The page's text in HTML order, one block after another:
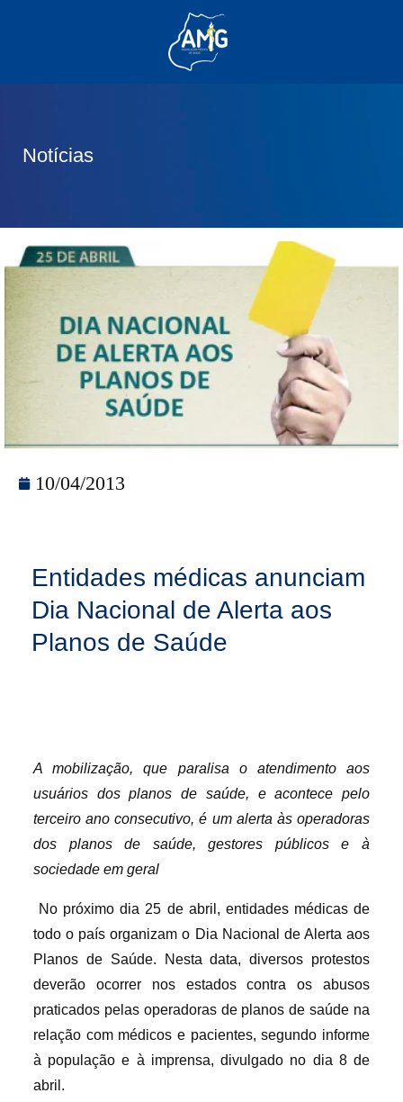
Notícias
10/04/2013
Entidades médicas anunciam
Dia Nacional de Alerta aos
Planos de Saúde
A mobilização, que paralisa o atendimento aos
usuários dos planos de saúde, e acontece pelo
terceiro ano consecutivo, é um alerta às operadoras
dos planos de saúde, gestores públicos e à
sociedade em geral
No próximo dia 25 de abril, entidades médicas de
todo o país organizam o Dia Nacional de Alerta aos
Planos de Saúde. Nesta data, diversos protestos
deverão ocorrer nos estados contra os abusos
praticados pelas operadoras de planos de saúde na
relação com médicos e pacientes, segundo informe
à população e à imprensa, divulgado no dia 8 de
abril.